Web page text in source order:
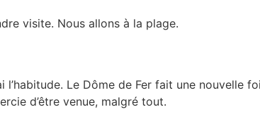
visite. Nous allons à la plage.
l’habitude. Le Dôme de Fer fait une nouvelle
d’être venue, malgré tout.